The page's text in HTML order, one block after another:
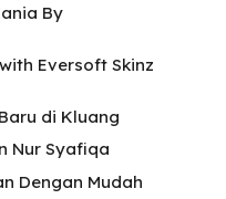
By
Eversoft Skinz
di Kluang
Nur Syafiqa
Dengan Mudah